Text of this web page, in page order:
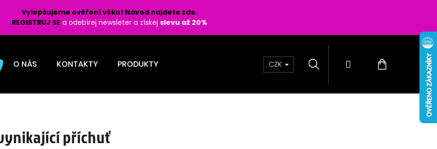
Vylepšujeme ověření věku! Návod najdete zde.
REGISTRUJ SE a odebírej newsleter a získej slevu až 20%
O NÁS KONTAKTY PRODUKTY CZK Hledat PřihlášeníNákupní
vynikající příchuť
Doporučujeme